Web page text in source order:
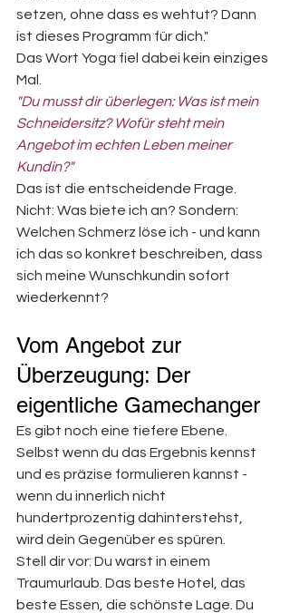
setzen, ohne dass es wehtut? Dann
ist dieses Programm für dich."
Das Wort Yoga fiel dabei kein einziges
Mal.
"Du musst dir überlegen: Was ist mein
Schneidersitz? Wofür steht mein
Angebot im echten Leben meiner
Kundin?"
Das ist die entscheidende Frage.
Nicht: Was biete ich an? Sondern:
Welchen Schmerz löse ich - und kann
ich das so konkret beschreiben, dass
sich meine Wunschkundin sofort
wiederkennt?
Vom Angebot zur
Überzeugung: Der
eigentliche Gamechanger
Es gibt noch eine tiefere Ebene.
Selbst wenn du das Ergebnis kennst
und es präzise formulieren kannst -
wenn du innerlich nicht
hundertprozentig dahinterstehst,
wird dein Gegenüber es spüren.
Stell dir vor: Du warst in einem
Traumurlaub. Das beste Hotel, das
beste Essen, die schönste Lage. Du